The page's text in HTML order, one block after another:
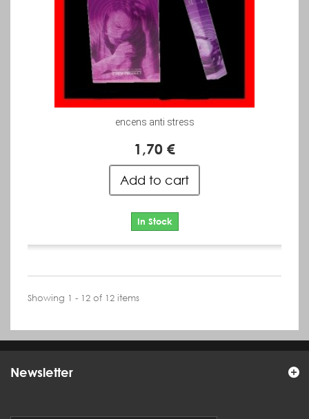
encens anti stress
1,70 €
Add to cart
In Stock
Showing 1 - 12 of 12 items
Newsletter